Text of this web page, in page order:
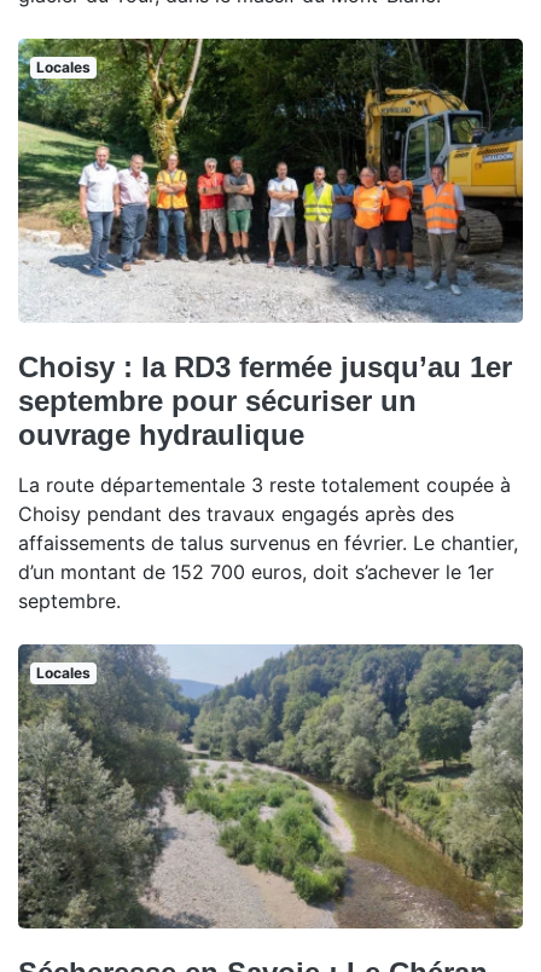
Locales
Choisy : la RD3 fermée jusqu’au 1er
septembre pour sécuriser un
ouvrage hydraulique
La route départementale 3 reste totalement coupée à
Choisy pendant des travaux engagés après des
affaissements de talus survenus en février. Le chantier,
d’un montant de 152 700 euros, doit s’achever le 1er
septembre.
Locales